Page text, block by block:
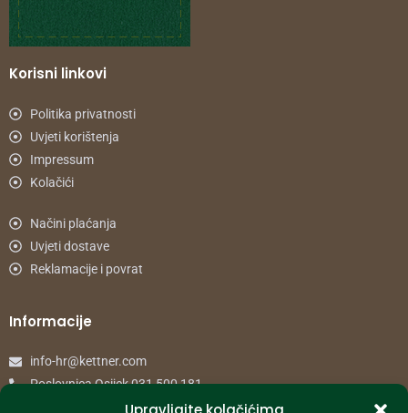
Korisni linkovi
Politika privatnosti
Uvjeti korištenja
Impressum
Kolačići
Načini plaćanja
Uvjeti dostave
Reklamacije i povrat
Informacije
info-hr@kettner.com
Poslovnica Osijek 031 500 181
Poslovnica Zagreb 01 7798 900